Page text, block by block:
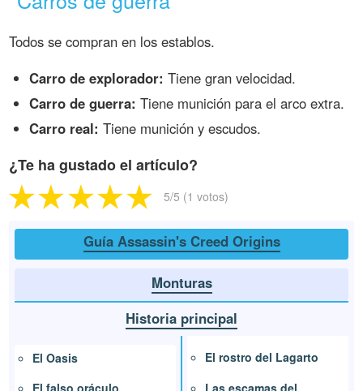
Todos se compran en los establos.
Carro de explorador: Tiene gran velocidad.
Carro de guerra: Tiene munición para el arco extra.
Carro real: Tiene munición y escudos.
¿Te ha gustado el artículo?
5/5 (1 votos)
Guía Assassin's Creed Origins
Monturas
Historia principal
El Oasis
El rostro del Lagarto